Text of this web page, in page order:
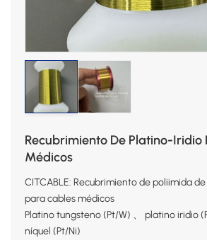
Recubrimiento De Platino-Iridio
Médicos
CITCABLE: Recubrimiento de poliimida
para cables médicos
Platino tungsteno (Pt/W) 、 platino iridio
níquel (Pt/Ni)